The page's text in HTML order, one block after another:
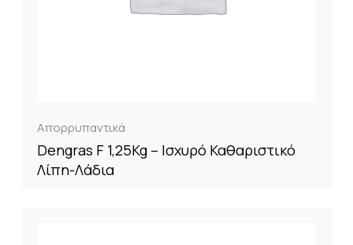
Απορρυπαντικά
Dengras F 1,25Kg – Ισχυρό Καθαριστικό
Λίπη-Λάδια